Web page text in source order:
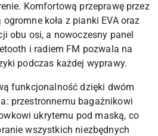
Komfortową przeprawę przez
koła z pianki EVA oraz
obu osi, a nowoczesny panel
i radiem FM pozwala na
podczas każdej wyprawy.
funkcjonalność dzięki dwóm
przestronnemu bagażnikowi
ukrytemu pod maską, co
wszystkich niezbędnych